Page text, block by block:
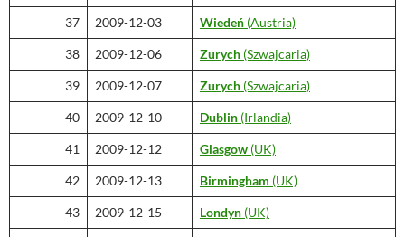
37 2009-12-03 Wiedeń (Austria)
38 2009-12-06 Zurych (Szwajcaria)
39 2009-12-07 Zurych (Szwajcaria)
40 2009-12-10 Dublin (Irlandia)
41 2009-12-12 Glasgow (UK)
42 2009-12-13 Birmingham (UK)
43 2009-12-15 Londyn (UK)